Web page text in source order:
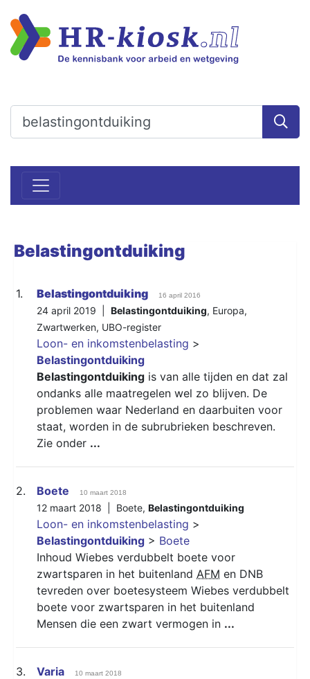
Belastingontduiking
1. Belastingontduiking 16 april 2016
24 april 2019 | Belastingontduiking, Europa,
Zwartwerken, UBO-register
Loon- en inkomstenbelasting >
Belastingontduiking
Belastingontduiking is van alle tijden en dat zal
ondanks alle maatregelen wel zo blijven. De
problemen waar Nederland en daarbuiten voor
staat, worden in de subrubrieken beschreven.
Zie onder ...
2. Boete 10 maart 2018
12 maart 2018 | Boete, Belastingontduiking
Loon- en inkomstenbelasting >
Belastingontduiking > Boete
Inhoud Wiebes verdubbelt boete voor
zwartsparen in het buitenland AFM en DNB
tevreden over boetesysteem Wiebes verdubbelt
boete voor zwartsparen in het buitenland
Mensen die een zwart vermogen in ...
3. Varia 10 maart 2018